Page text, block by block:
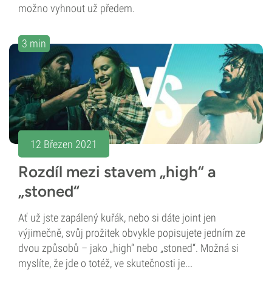
možno vyhnout už předem.
3 min
12 Březen 2021
Rozdíl mezi stavem „high“ a
„stoned“
Ať už jste zapálený kuřák, nebo si dáte joint jen
výjimečně, svůj prožitek obvykle popisujete jedním ze
dvou způsobů – jako „high“ nebo „stoned“. Možná si
myslíte, že jde o totéž, ve skutečnosti je...